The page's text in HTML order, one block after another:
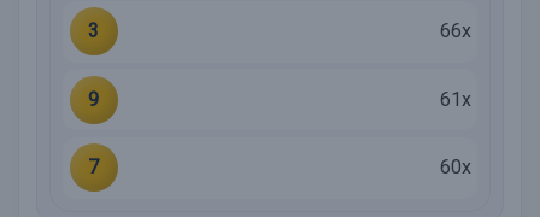
3 66x
9 61x
7 60x